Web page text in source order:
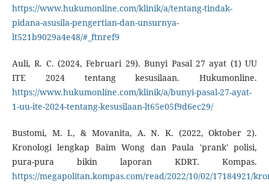
https://www.hukumonline.com/klinik/a/tentang-tindak-
pidana-asusila-pengertian-dan-unsurnya-
lt521b9029a4e48/#_ftnref9
Auli, R. C. (2024, Februari 29). Bunyi Pasal 27 ayat (1) UU
ITE 2024 tentang kesusilaan. Hukumonline.
https://www.hukumonline.com/klinik/a/bunyi-pasal-27-ayat-
1-uu-ite-2024-tentang-kesusilaan-lt65e05f9d6ec29/
Bustomi, M. I., & Movanita, A. N. K. (2022, Oktober 2).
Kronologi lengkap Baim Wong dan Paula 'prank' polisi,
pura-pura bikin laporan KDRT. Kompas.
https://megapolitan.kompas.com/read/2022/10/02/17184921/